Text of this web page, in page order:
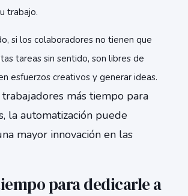
trabajo.
si los colaboradores no tienen que
tareas sin sentido, son libres de
esfuerzos creativos y generar ideas.
más tiempo para
la automatización puede
mayor innovación en las
para dedicarle a